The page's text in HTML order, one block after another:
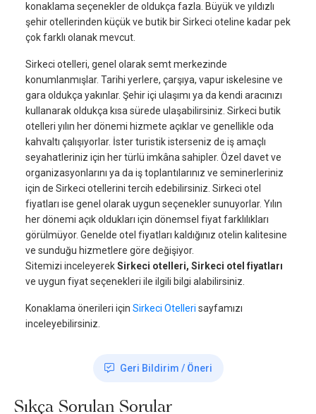
konaklama seçenekler de oldukça fazla. Büyük ve yıldızlı
şehir otellerinden küçük ve butik bir Sirkeci oteline kadar pek
çok farklı olanak mevcut.
Sirkeci otelleri, genel olarak semt merkezinde
konumlanmışlar. Tarihi yerlere, çarşıya, vapur iskelesine ve
gara oldukça yakınlar. Şehir içi ulaşımı ya da kendi aracınızı
kullanarak oldukça kısa sürede ulaşabilirsiniz. Sirkeci butik
otelleri yılın her dönemi hizmete açıklar ve genellikle oda
kahvaltı çalışıyorlar. İster turistik isterseniz de iş amaçlı
seyahatleriniz için her türlü imkâna sahipler. Özel davet ve
organizasyonlarını ya da iş toplantılarınız ve seminerleriniz
için de Sirkeci otellerini tercih edebilirsiniz. Sirkeci otel
fiyatları ise genel olarak uygun seçenekler sunuyorlar. Yılın
her dönemi açık oldukları için dönemsel fiyat farklılıkları
görülmüyor. Genelde otel fiyatları kaldığınız otelin kalitesine
ve sunduğu hizmetlere göre değişiyor.
Sitemizi inceleyerekSirkeci otelleri, Sirkeci otel fiyatları
ve uygun fiyat seçenekleri ile ilgili bilgi alabilirsiniz.
Konaklama önerileri için Sirkeci Otelleri sayfamızı
inceleyebilirsiniz.
Geri Bildirim / Öneri
Sıkça Sorulan Sorular